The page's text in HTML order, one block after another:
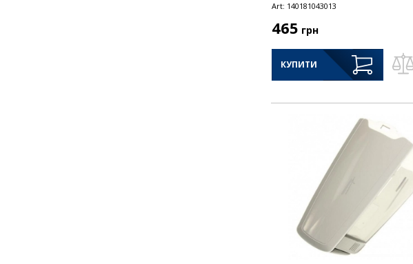
Art: 140181043013
465 грн
КУПИТИ